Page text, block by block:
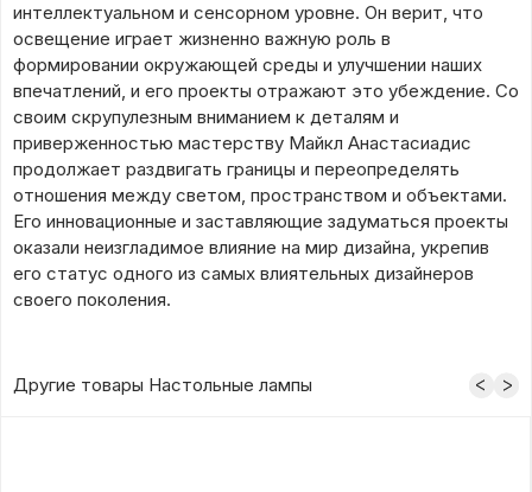
интеллектуальном и сенсорном уровне. Он верит, что
освещение играет жизненно важную роль в
формировании окружающей среды и улучшении наших
впечатлений, и его проекты отражают это убеждение. Со
своим скрупулезным вниманием к деталям и
приверженностью мастерству Майкл Анастасиадис
продолжает раздвигать границы и переопределять
отношения между светом, пространством и объектами.
Его инновационные и заставляющие задуматься проекты
оказали неизгладимое влияние на мир дизайна, укрепив
его статус одного из самых влиятельных дизайнеров
своего поколения.
Другие товары Настольные лампы